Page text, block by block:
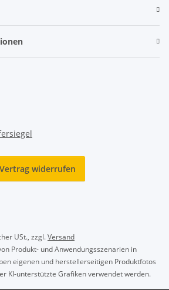
Vertrag widerrufen
USt., zzgl.Versand
Produkt- und Anwendungsszenarien in
eigenen und herstellerseitigen Produktfotos
KI-unterstützte Grafiken verwendet werden.